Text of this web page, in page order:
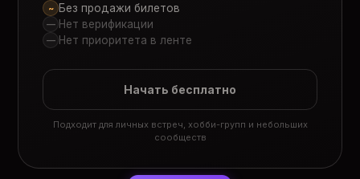
~ Без продажи билетов
— Нет верификации
— Нет приоритета в ленте
Начать бесплатно
Подходит для личных встреч, хобби-групп и небольших
сообществ